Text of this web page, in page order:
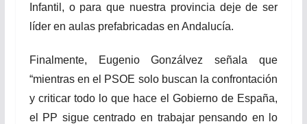
Infantil, o para que nuestra provincia deje de ser
líder en aulas prefabricadas en Andalucía.
Finalmente, Eugenio Gonzálvez señala que
“mientras en el PSOE solo buscan la confrontación
y criticar todo lo que hace el Gobierno de España,
el PP sigue centrado en trabajar pensando en lo